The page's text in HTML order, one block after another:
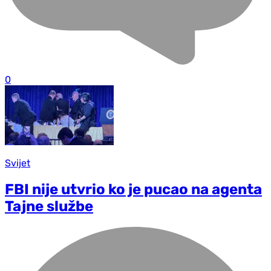
0
Svijet
FBI nije utvrio ko je pucao na agenta
Tajne službe